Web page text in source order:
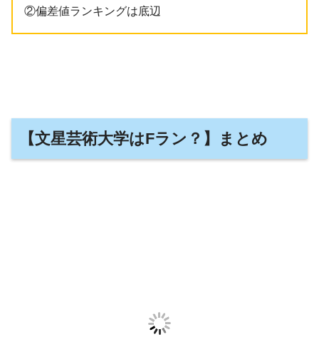
②偏差値ランキングは底辺
【文星芸術大学はFラン？】まとめ